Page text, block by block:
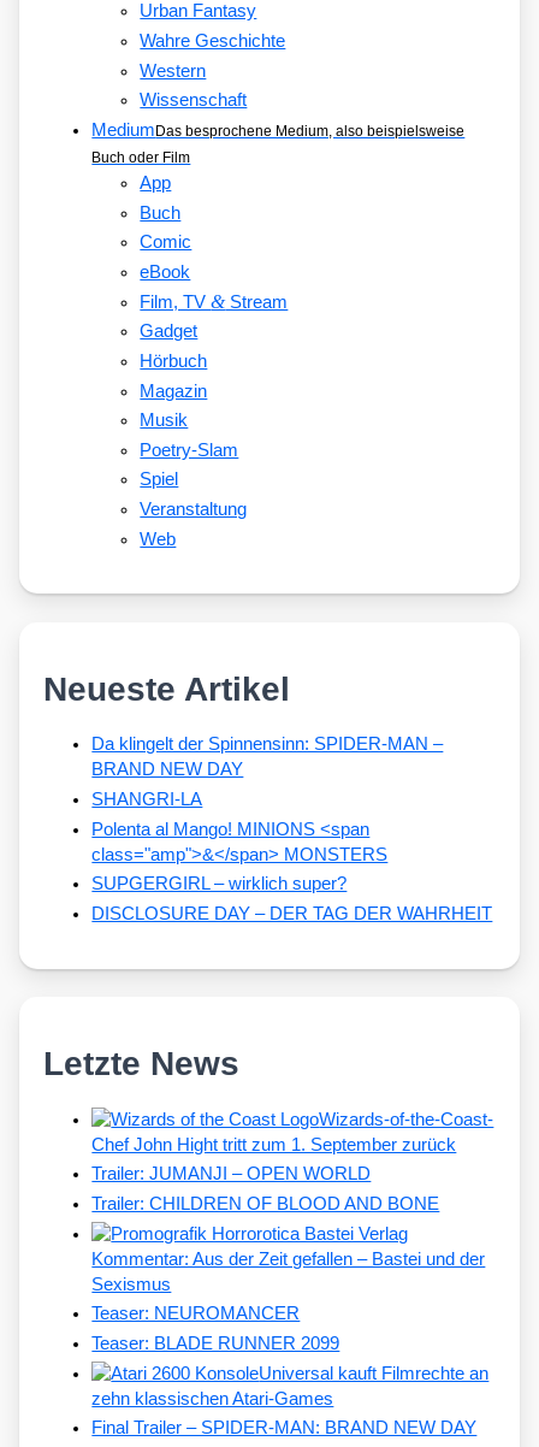
Urban Fantasy
Wahre Geschichte
Western
Wissenschaft
Medium Das besprochene Medium, also beispielsweise
Buch oder Film
App
Buch
Comic
eBook
Film, TV&Stream
Gadget
Hörbuch
Magazin
Musik
Poetry-Slam
Spiel
Veranstaltung
Web
Neueste Artikel
Da klingelt der Spinnensinn: SPIDER-MAN –
BRAND NEW DAY
SHANGRI-LA
Polenta al Mango! MINIONS <span
class="amp">&</span> MONSTERS
SUPGERGIRL – wirklich super?
DISCLOSURE DAY – DER TAG DER WAHRHEIT
Letzte News
Wizards-of-the-Coast-
Chef John Hight tritt zum 1. September zurück
Trailer: JUMANJI – OPEN WORLD
Trailer: CHILDREN OF BLOOD AND BONE
Kommentar: Aus der Zeit gefallen – Bastei und der
Sexismus
Teaser: NEUROMANCER
Teaser: BLADE RUNNER 2099
Universal kauft Filmrechte an
zehn klassischen Atari-Games
Final Trailer – SPIDER-MAN: BRAND NEW DAY